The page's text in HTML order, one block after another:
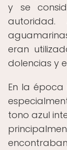
y se
eran
dolencias y
En la
tono azul